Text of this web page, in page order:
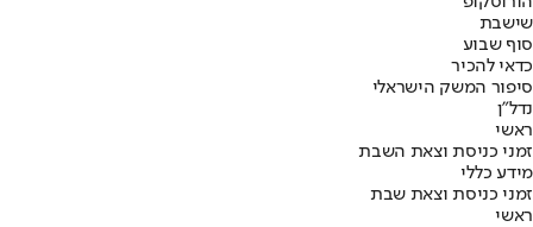
שישבת
סוף שבוע
כדאי להכיר
סיפור המשק הישראלי
נדל"ן
ראשי
זמני כניסת וצאת השבת
מידע כללי
זמני כניסת וצאת שבת
ראשי